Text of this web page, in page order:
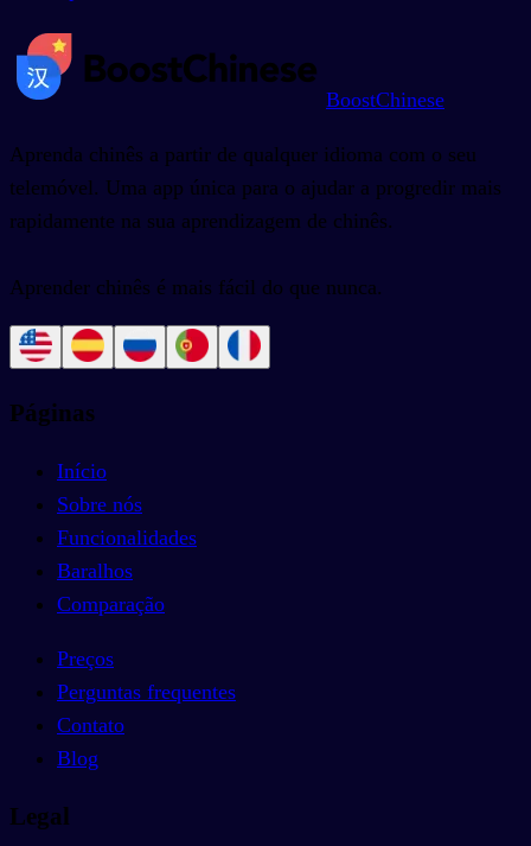
BoostChinese
Aprenda chinês a partir de qualquer idioma com o seu
telemóvel. Uma app única para o ajudar a progredir mais
rapidamente na sua aprendizagem de chinês.
Aprender chinês é mais fácil do que nunca.
Páginas
Início
Sobre nós
Funcionalidades
Baralhos
Comparação
Preços
Perguntas frequentes
Contato
Blog
Legal